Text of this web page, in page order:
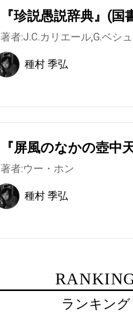
『珍説愚説辞典』(国
著者:J.C.カリエール,G.ベシ
種村 季弘
『屏風のなかの壺中
著者:ウー・ホン
種村 季弘
ランキング